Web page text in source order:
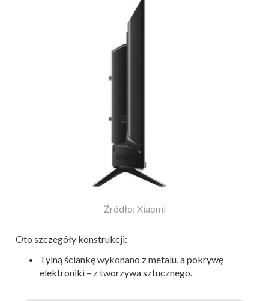
Źródło: Xiaomi
Oto szczegóły konstrukcji:
Tylną ściankę wykonano z metalu, a pokrywę
elektroniki – z tworzywa sztucznego.